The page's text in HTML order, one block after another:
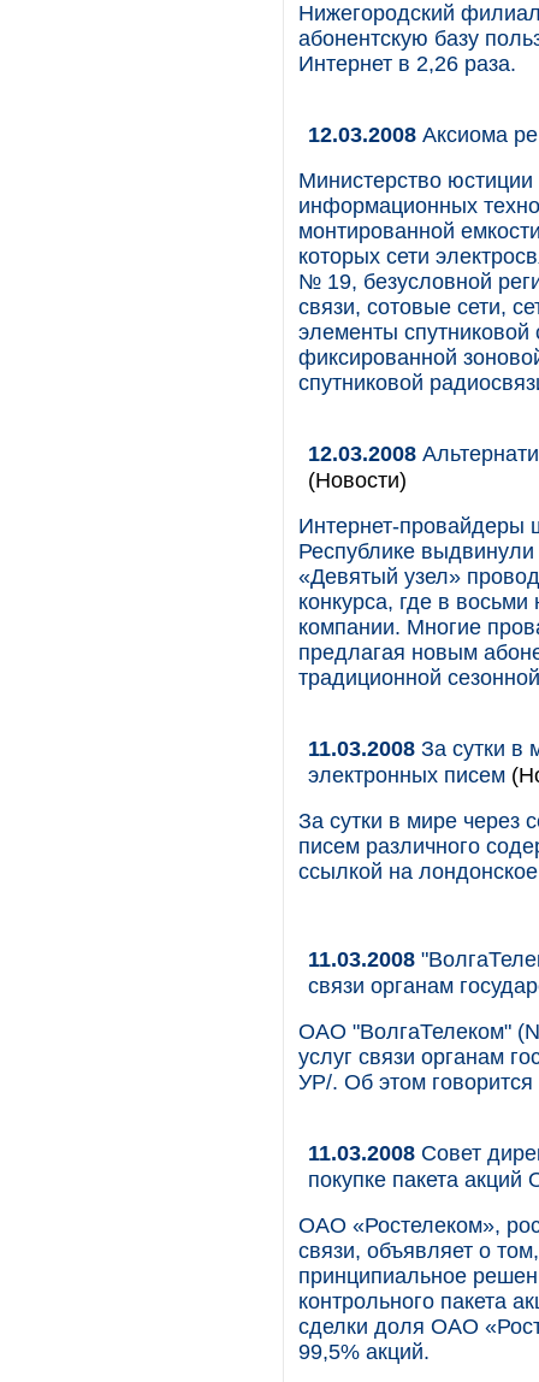
Нижегородский
абонентскую базу
Интернет в 2,26 раза.
12.03.2008 Аксиома
Министерство
информационных
монтированной
которых сети
№ 19, безусловной
связи, сотовые сети,
элементы спутниковой
фиксированной
спутниковой
12.03.2008
(Новости)
Интернет-провайдеры
Республике
«Девятый узел»
конкурса, где в
компании. Многие
предлагая новым
традиционной
11.03.2008 За сутки в
электронных писем
За сутки в мире через
писем различного
ссылкой на
11.03.2008
связи органам
ОАО "ВолгаТелеком"
услуг связи органам
УР/. Об этом
11.03.2008 Cовет
покупке пакета
ОАО «Ростелеком»,
связи, объявляет о
принципиальное
контрольного пакета
сделки доля ОАО
99,5% акций.